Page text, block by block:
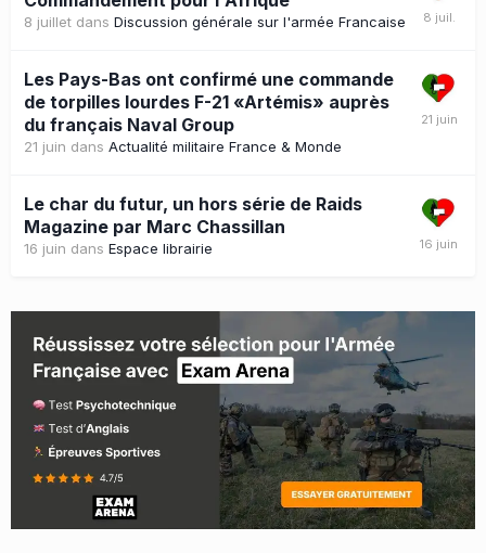
8 juillet dans Discussion générale sur l'armée Francaise
Les Pays-Bas ont confirmé une commande
de torpilles lourdes F-21 «Artémis» auprès
du français Naval Group
21 juin dans Actualité militaire France & Monde
Le char du futur, un hors série de Raids
Magazine par Marc Chassillan
16 juin dans Espace librairie